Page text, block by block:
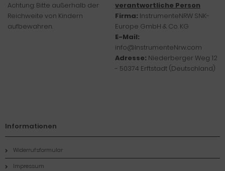
Achtung: Bitte außerhalb der
Reichweite von Kindern
aufbewahren.
verantwortliche Person
Firma: InstrumenteNRW SNK-
Europe GmbH & Co. KG
E-Mail:
info@InstrumenteNrw.com
Adresse: Niederberger Weg 12
- 50374 Erftstadt (Deutschland)
Informationen
Widerrufsformular
Impressum